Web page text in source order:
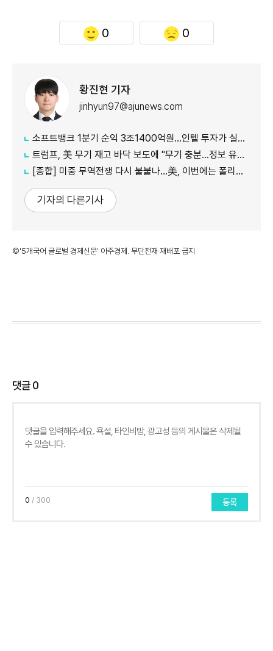
0 0
황진현 기자
jinhyun97@ajunews.com
소프트뱅크 1분기 순익 3조1400억원…인텔 투자가 실적 견인
트럼프, 美 무기 재고 바닥 보도에 "무기 충분…정보 유출자에 장기형"
[종합] 미중 무역전쟁 다시 불붙나…美, 이번에는 폴리실리콘 관세 15% 추진
기자의 다른기사
©'5개국어 글로벌 경제신문' 아주경제. 무단전재·재배포 금지
댓글0
0 / 300 등록